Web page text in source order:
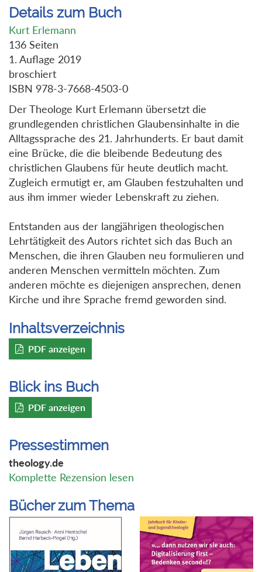
Details zum Buch
Kurt Erlemann
136 Seiten
1. Auflage 2019
broschiert
ISBN 978-3-7668-4503-0
Der Theologe Kurt Erlemann übersetzt die
grundlegenden christlichen Glaubensinhalte in die
Alltagssprache des 21. Jahrhunderts. Er baut damit
eine Brücke, die die bleibende Bedeutung des
christlichen Glaubens für heute deutlich macht.
Zugleich ermutigt er, am Glauben festzuhalten und
aus ihm immer wieder Lebenskraft zu ziehen.
Entstanden aus der langjährigen theologischen
Lehrtätigkeit des Autors richtet sich das Buch an
Menschen, die ihren Glauben neu formulieren und
anderen Menschen vermitteln möchten. Zum
anderen möchte es diejenigen ansprechen, denen
Kirche und ihre Sprache fremd geworden sind.
Inhaltsverzeichnis
PDF anzeigen
Blick ins Buch
PDF anzeigen
Pressestimmen
theology.de
Komplette Rezension lesen
Bücher zum Thema